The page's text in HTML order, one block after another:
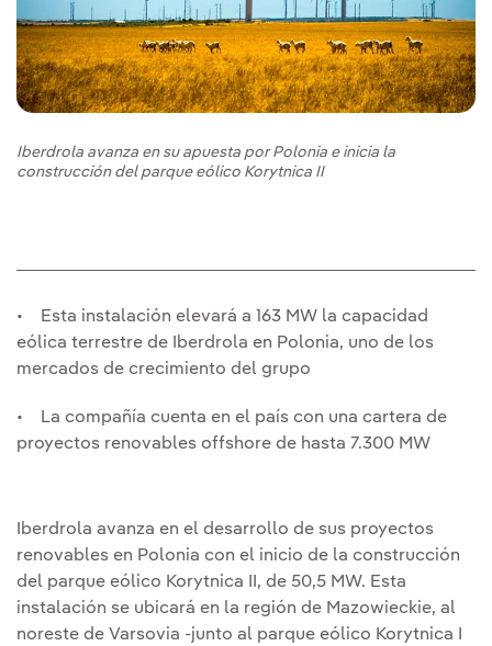
Iberdrola avanza en su apuesta por Polonia e inicia la
construcción del parque eólico Korytnica II
• Esta instalación elevará a 163 MW la capacidad
eólica terrestre de Iberdrola en Polonia, uno de los
mercados de crecimiento del grupo
• La compañía cuenta en el país con una cartera de
proyectos renovables offshore de hasta 7.300 MW
Iberdrola avanza en el desarrollo de sus proyectos
renovables en Polonia con el inicio de la construcción
del parque eólico Korytnica II, de 50,5 MW. Esta
instalación se ubicará en la región de Mazowieckie, al
noreste de Varsovia -junto al parque eólico Korytnica I